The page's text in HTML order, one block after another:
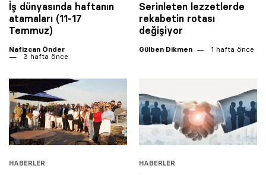
İş dünyasında haftanın
atamaları (11-17
Temmuz)
Nafizcan Önder
3 hafta önce
Serinleten lezzetlerde
rekabetin rotası
değişiyor
Gülben Dikmen 1 hafta önce
HABERLER HABERLER